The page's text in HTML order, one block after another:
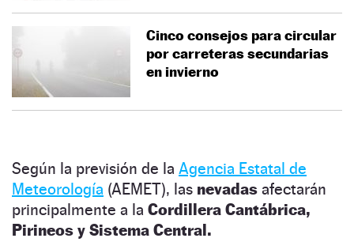
Cinco consejos para circular
por carreteras secundarias
en invierno
Según la previsión de la Agencia Estatal de
Meteorología (AEMET), las nevadas afectarán
principalmente a la Cordillera Cantábrica,
Pirineos y Sistema Central.